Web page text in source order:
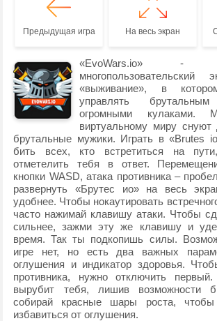
Предыдущая игра На весь экран
«EvoWars.io» -
«выживание», в
управлять
огромными кулаками.
виртуальному миру снуют
брутальные мужики. Играть в «Brutes
бить всех, кто встретиться на
отметелить тебя в ответ.
кнопки WASD, атака противника –
развернуть «Брутес ио» на весь
удобнее. Чтобы нокаутировать
часто нажимай клавишу атаки. Чтобы
сильнее, зажми эту же клавишу и
время. Так ты подкопишь силы.
игре нет, но есть два важных
оглушения и индикатор здоровья.
противника, нужно отключить
вырубит тебя, лишив возможности
собирай красные шары роста, чтобы
избавиться от оглушения.